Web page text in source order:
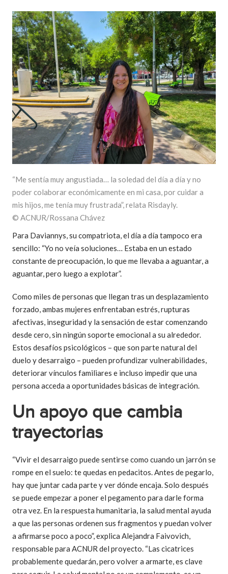
“Me sentía muy angustiada… la soledad del día a día y no
poder colaborar económicamente en mi casa, por cuidar a
mis hijos, me tenía muy frustrada”, relata Risdayly.
© ACNUR/Rossana Chávez
Para Daviannys, su compatriota, el día a día tampoco era
sencillo: “Yo no veía soluciones… Estaba en un estado
constante de preocupación, lo que me llevaba a aguantar, a
aguantar, pero luego a explotar”.
Como miles de personas que llegan tras un desplazamiento
forzado, ambas mujeres enfrentaban estrés, rupturas
afectivas, inseguridad y la sensación de estar comenzando
desde cero, sin ningún soporte emocional a su alrededor.
Estos desafíos psicológicos – que son parte natural del
duelo y desarraigo – pueden profundizar vulnerabilidades,
deteriorar vínculos familiares e incluso impedir que una
persona acceda a oportunidades básicas de integración.
Un apoyo que cambia
trayectorias
“Vivir el desarraigo puede sentirse como cuando un jarrón se
rompe en el suelo: te quedas en pedacitos. Antes de pegarlo,
hay que juntar cada parte y ver dónde encaja. Solo después
se puede empezar a poner el pegamento para darle forma
otra vez. En la respuesta humanitaria, la salud mental ayuda
a que las personas ordenen sus fragmentos y puedan volver
a afirmarse poco a poco”, explica Alejandra Faivovich,
responsable para ACNUR del proyecto. “Las cicatrices
probablemente quedarán, pero volver a armarte, es clave